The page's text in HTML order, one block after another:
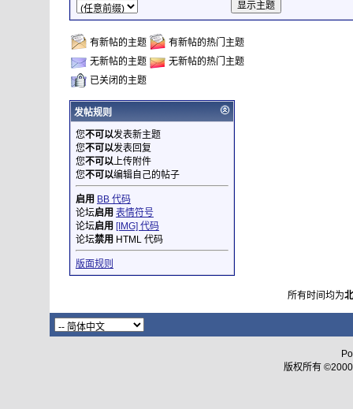
有新帖的主题
有新帖的热门主题
无新帖的主题
无新帖的热门主题
已关闭的主题
发帖规则
您不可以发表新主题
您不可以发表回复
您不可以上传附件
您不可以编辑自己的帖子
启用 BB 代码
论坛启用 表情符号
论坛启用 [IMG] 代码
论坛禁用 HTML 代码
版面规则
所有时间均为
版权所有